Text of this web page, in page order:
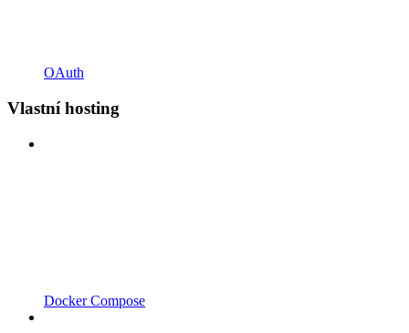
OAuth
Vlastní hosting
Docker Compose